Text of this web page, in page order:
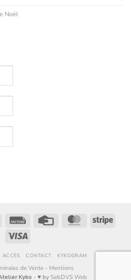
Noël
Bank
Facture
Credit
MasterCardStripe
ACCÈS CONTACT KYKOGRAM
de Vente- Mentions
Kyko - ♥︎ by SebDVS Web